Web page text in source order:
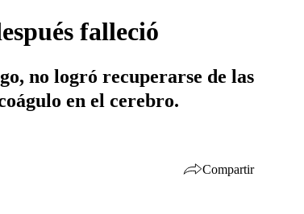
falleció
no logró recuperarse de las
en el cerebro.
Compartir